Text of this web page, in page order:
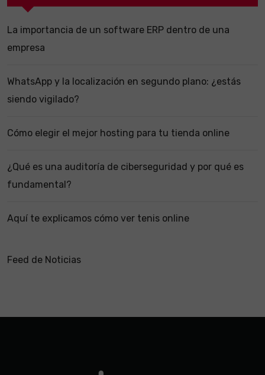
La importancia de un software ERP dentro de una
empresa
WhatsApp y la localización en segundo plano: ¿estás
siendo vigilado?
Cómo elegir el mejor hosting para tu tienda online
¿Qué es una auditoría de ciberseguridad y por qué es
fundamental?
Aquí te explicamos cómo ver tenis online
Feed de Noticias